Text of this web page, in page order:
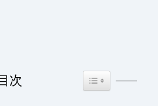
次 Toggle Table of